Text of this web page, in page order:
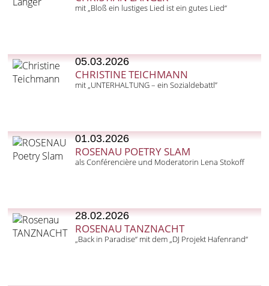
mit „Bloß ein lustiges Lied ist ein gutes Lied“
05.03.2026
CHRISTINE TEICHMANN
mit „UNTERHALTUNG – ein Sozialdebattl”
01.03.2026
ROSENAU POETRY SLAM
als Conférencière und Moderatorin Lena Stokoff
28.02.2026
ROSENAU TANZNACHT
„Back in Paradise“ mit dem „DJ Projekt Hafenrand“